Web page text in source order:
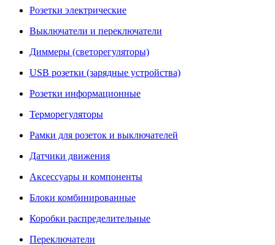
Розетки электрические
Выключатели и переключатели
Диммеры (светорегуляторы)
USB розетки (зарядные устройства)
Розетки информационные
Терморегуляторы
Рамки для розеток и выключателей
Датчики движения
Аксессуары и компоненты
Блоки комбинированные
Коробки распределительные
Переключатели